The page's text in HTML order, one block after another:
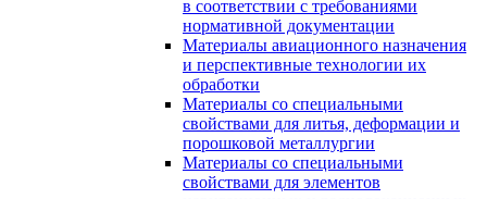
в соответствии с требованиями
нормативной документации
Материалы авиационного назначения
и перспективные технологии их
обработки
Материалы со специальными
свойствами для литья, деформации и
порошковой металлургии
Материалы со специальными
свойствами для элементов